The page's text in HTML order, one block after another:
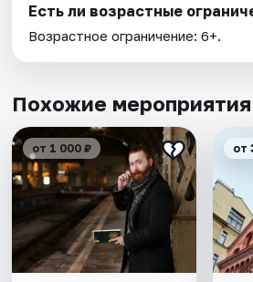
Есть ли возрастные
Возрастное ограничение: 6+.
Похожие мероприятия
от 1 000 ₽ от